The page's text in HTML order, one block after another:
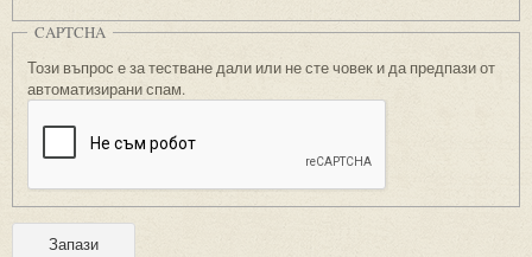
CAPTCHA
Този въпрос е за тестване дали или не сте човек и да предпази от
автоматизирани спам.